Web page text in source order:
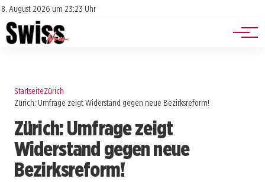
8. August 2026 um 23:23 Uhr
Impressum
Datenschutz
Jobs
Events
StartseiteZürich
Zürich: Umfrage zeigt Widerstand gegen neue Bezirksreform!
Zürich: Umfrage zeigt
Widerstand gegen neue
Bezirksreform!